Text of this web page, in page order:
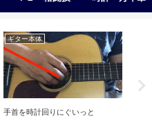
ギター本体
手首を時計回りにぐいっと